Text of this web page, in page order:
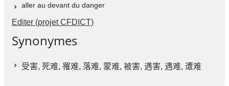
aller au devant du danger
Editer (projet CFDICT)
Synonymes
受害, 死难, 罹难, 落难, 蒙难, 被害, 遇害, 遇难, 遭难